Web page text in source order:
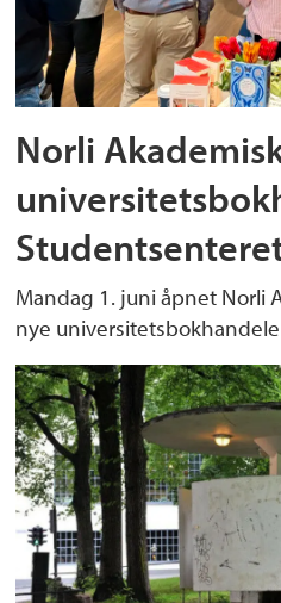
Norli
Mandag 1. juni åpnet Norli
nye